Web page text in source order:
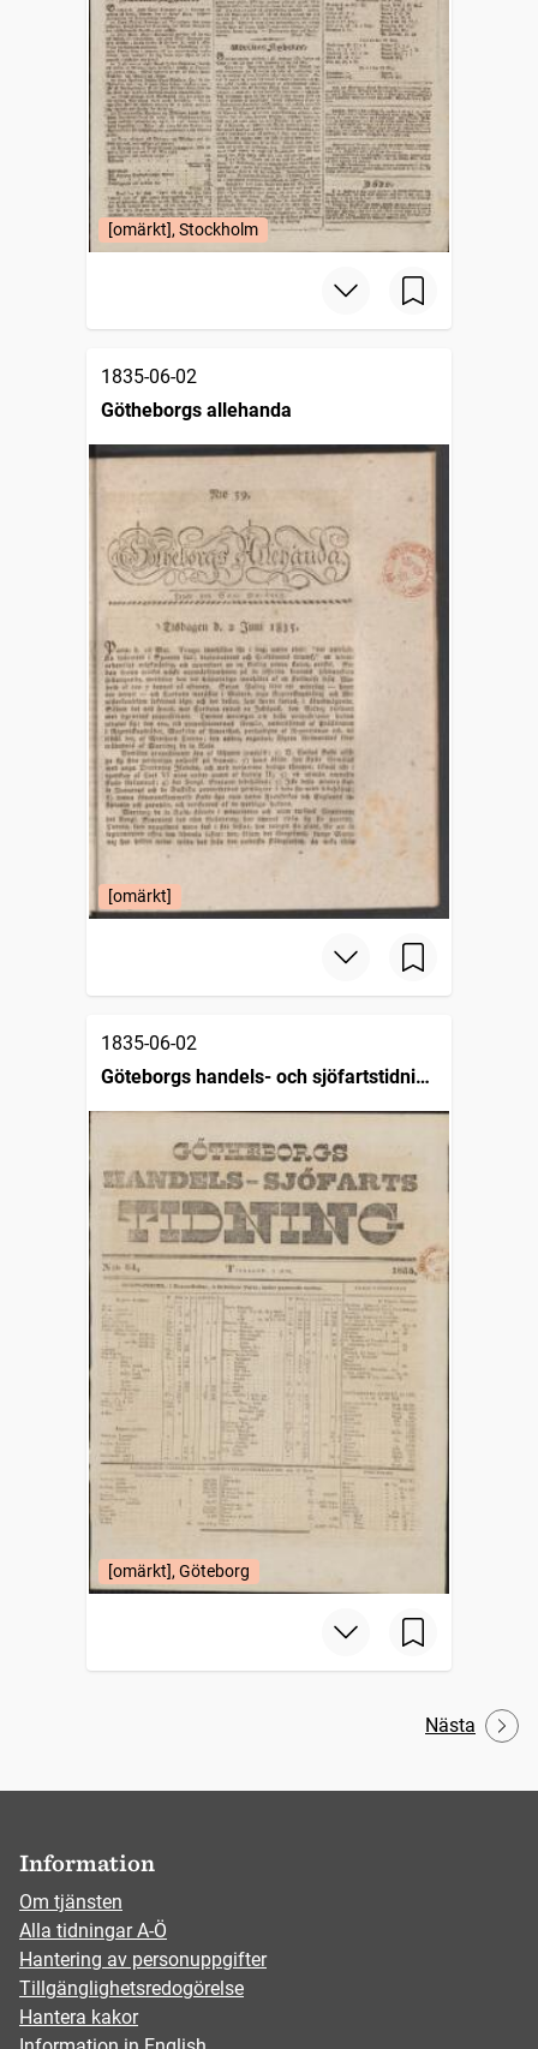
[omärkt], Stockholm
1835-06-02
Götheborgs allehanda
[omärkt]
1835-06-02
Göteborgs handels- och sjöfartstidning
(1832)
[omärkt], Göteborg
Nästa
Information
Om tjänsten
Alla tidningar A-Ö
Hantering av personuppgifter
Tillgänglighetsredogörelse
Hantera kakor